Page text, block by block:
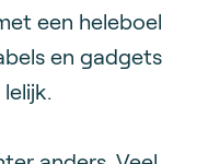
een heleboel
en gadgets